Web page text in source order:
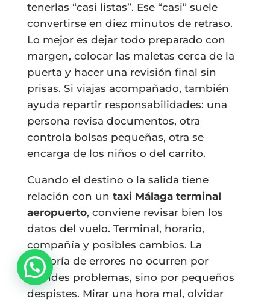
tenerlas “casi listas”. Ese “casi” suele
convertirse en diez minutos de retraso.
Lo mejor es dejar todo preparado con
margen, colocar las maletas cerca de la
puerta y hacer una revisión final sin
prisas. Si viajas acompañado, también
ayuda repartir responsabilidades: una
persona revisa documentos, otra
controla bolsas pequeñas, otra se
encarga de los niños o del carrito.
Cuando el destino o la salida tiene
relación con un taxi Málaga terminal
aeropuerto, conviene revisar bien los
datos del vuelo. Terminal, horario,
compañía y posibles cambios. La
mayoría de errores no ocurren por
grandes problemas, sino por pequeños
despistes. Mirar una hora mal, olvidar